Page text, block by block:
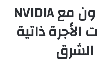
شركة HUMAIN تتعاون مع NVIDIA
ذاتية